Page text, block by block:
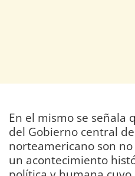
En el mismo se señala
del Gobierno central
norteamericano son
un acontecimiento